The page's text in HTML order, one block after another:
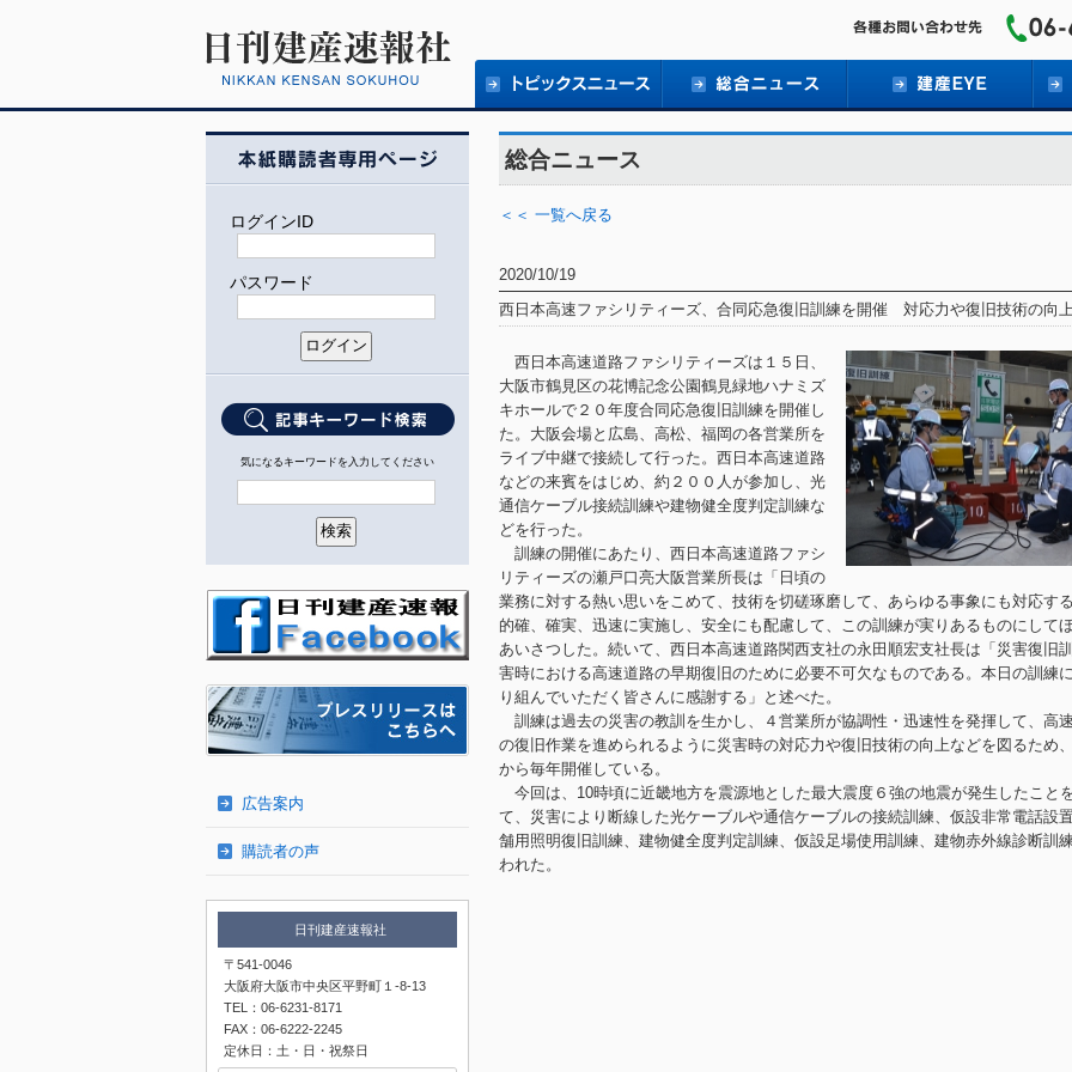
ログインID
パスワード
気になるキーワードを入力してください
広告案内
購読者の声
日刊建産速報社
〒541-0046
大阪府大阪市中央区平野町１-8-13
TEL：06-6231-8171
FAX：06-6222-2245
定休日：土・日・祝祭日
総合ニュース
＜＜ 一覧へ戻る
2020/10/19
西日本高速ファシリティーズ、合同応急復旧訓練を開催 対応力や復旧技術の向
西日本高速道路ファシリティーズは１５日、
大阪市鶴見区の花博記念公園鶴見緑地ハナミズ
キホールで２０年度合同応急復旧訓練を開催し
た。大阪会場と広島、高松、福岡の各営業所を
ライブ中継で接続して行った。西日本高速道路
などの来賓をはじめ、約２００人が参加し、光
通信ケーブル接続訓練や建物健全度判定訓練な
どを行った。
訓練の開催にあたり、西日本高速道路ファシ
リティーズの瀬戸口亮大阪営業所長は「日頃の
業務に対する熱い思いをこめて、技術を切磋琢磨して、あらゆる事象にも対応す
的確、確実、迅速に実施し、安全にも配慮して、この訓練が実りあるものにして
あいさつした。続いて、西日本高速道路関西支社の永田順宏支社長は「災害復旧
害時における高速道路の早期復旧のために必要不可欠なものである。本日の訓練
り組んでいただく皆さんに感謝する」と述べた。
訓練は過去の災害の教訓を生かし、４営業所が協調性・迅速性を発揮して、高
の復旧作業を進められるように災害時の対応力や復旧技術の向上などを図るため
から毎年開催している。
今回は、 10時頃に近畿地方を震源地とした最大震度６強の地震が発生したこと
て、災害により断線した光ケーブルや通信ケーブルの接続訓練、仮設非常電話設
舗用照明復旧訓練、建物健全度判定訓練、仮設足場使用訓練、建物赤外線診断訓
われた。